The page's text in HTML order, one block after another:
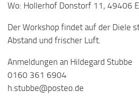
Wo: Hollerhof Donstorf 11, 49406
Der Workshop findet auf der Diele
Abstand und frischer Luft.
Anmeldungen an Hildegard Stubbe
0160 361 6904
h.stubbe@posteo.de